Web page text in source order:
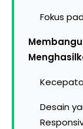
Fokus
Desain